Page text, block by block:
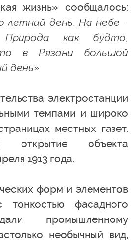
жизнь» сообщалось:
летний день. На небе -
как будто,
в Рязани большой
день».
электростанции
темпами и широко
местных газет.
открытие объекта
1913 года.
форм и элементов
тонкостью фасадного
промышленному
необычный вид,